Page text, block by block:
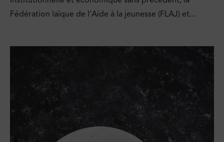
Fédération laïque de l’Aide à la jeunesse (FLAJ) et...